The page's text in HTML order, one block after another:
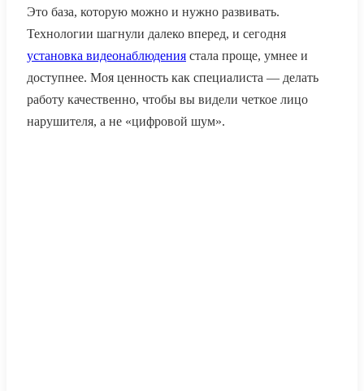
Это база, которую можно и нужно развивать.
Технологии шагнули далеко вперед, и сегодня
установка видеонаблюдения стала проще, умнее и
доступнее. Моя ценность как специалиста — делать
работу качественно, чтобы вы видели четкое лицо
нарушителя, а не «цифровой шум».